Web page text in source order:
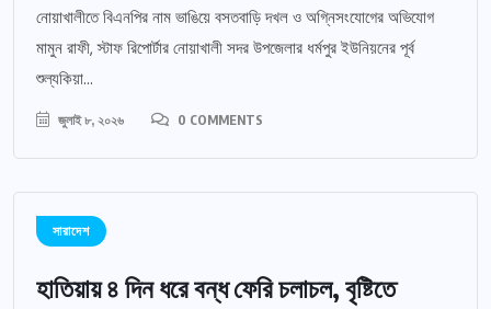
নোয়াখালীতে বিএনপির নাম ভাঙিয়ে বসতবাড়ি দখল ও অগ্নিসংযোগের অভিযোগ
মামুন রাফী, স্টাফ রিপোর্টার নোয়াখালী সদর উপজেলার ধর্মপুর ইউনিয়নের পূর্ব
শুল্যকিয়া...
জুলাই ৮, ২০২৬ 0 COMMENTS
সারাদেশ
হাতিয়ায় ৪ দিন ধরে বন্ধ ফেরি চলাচল, বৃষ্টিতে